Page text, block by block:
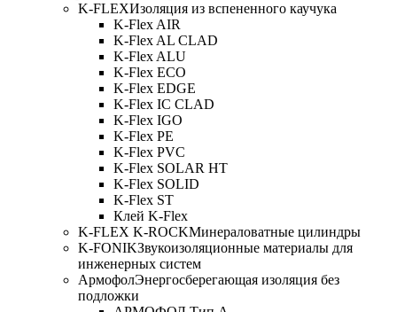
K-FLEXИзоляция из вспененного каучука
K-Flex AIR
K-Flex AL CLAD
K-Flex ALU
K-Flex ECO
K-Flex EDGE
K-Flex IC CLAD
K-Flex IGO
K-Flex PE
K-Flex PVC
K-Flex SOLAR HT
K-Flex SOLID
K-Flex ST
Клей K-Flex
K-FLEX K-ROCKМинераловатные цилиндры
K-FONIKЗвукоизоляционные материалы для
инженерных систем
АрмофолЭнергосберегающая изоляция без
подложки